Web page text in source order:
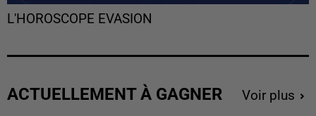
L'HOROSCOPE EVASION
ACTUELLEMENT À GAGNER Voir plus